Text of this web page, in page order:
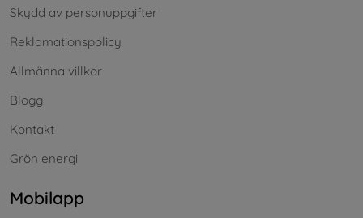
Skydd av personuppgifter
Reklamationspolicy
Allmänna villkor
Blogg
Kontakt
Grön energi
Mobilapp